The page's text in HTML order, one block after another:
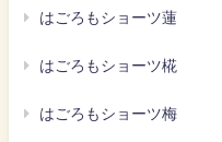
はごろもショーツ蓮
はごろもショーツ椛
はごろもショーツ梅